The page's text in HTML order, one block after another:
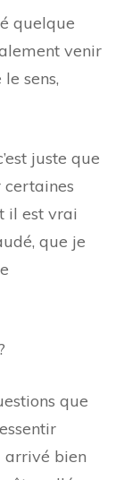
quelque
venir
sens,
juste que
certaines
il est vrai
que je
que
arrivé bien